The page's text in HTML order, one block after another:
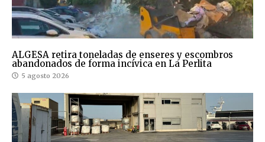
ALGESA retira toneladas de enseres y escombros
abandonados de forma incívica en La Perlita
5 agosto 2026